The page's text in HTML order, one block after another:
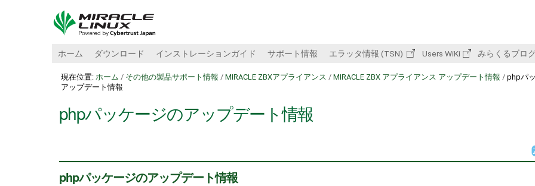
ホーム ダウンロード インストレーションガイド サポート情報 エラッタ情報 (TSN) Users WiKi みらくるブロ
現在位置: ホーム / その他の製品サポート情報 / MIRACLE ZBXアプライアンス / MIRACLE ZBX アプライアンス アップデート情報 / phpパ
アップデート情報
phpパッケージのアップデート情報
phpパッケージのアップデート情報